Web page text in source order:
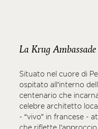
La Krug Ambassade
Situato nel cuore di
ospitato all’interno
centenario che
celebre architetto
- “vivo” in francese -